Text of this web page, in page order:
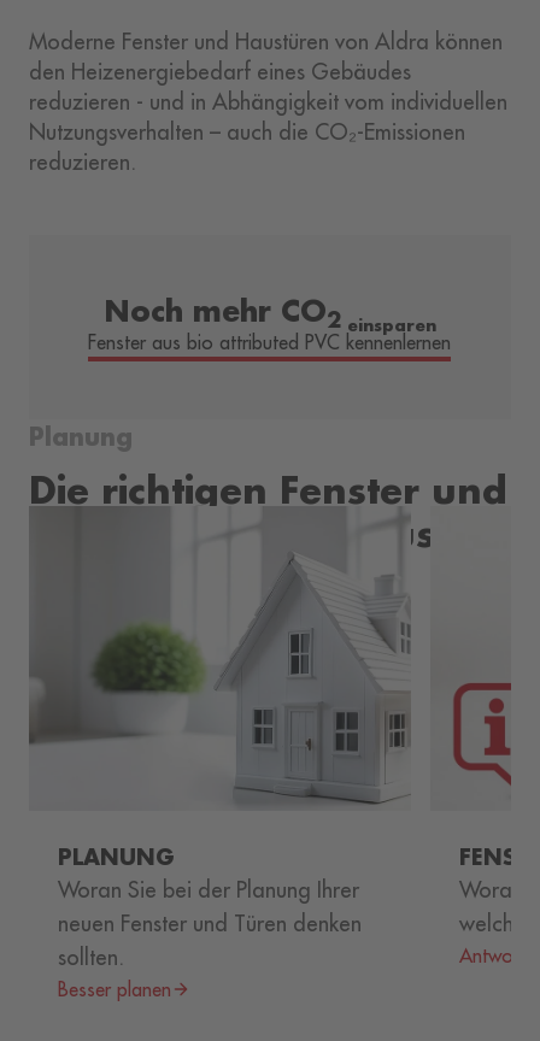
Moderne Fenster und Haustüren von Aldra können
den Heizenergiebedarf eines Gebäudes
reduzieren - und in Abhängigkeit vom individuellen
Nutzungsverhalten – auch die CO₂-Emissionen
reduzieren.
Noch mehr CO2einsparen
Fenster aus bio attributed PVC kennenlernen
Planung
Die richtigen Fenster und
Türen für Ihr Zuhause
PLANUNG
Woran Sie bei der Planung Ihrer
neuen Fenster und Türen denken
sollten.
Besser planen
Woraus
welche